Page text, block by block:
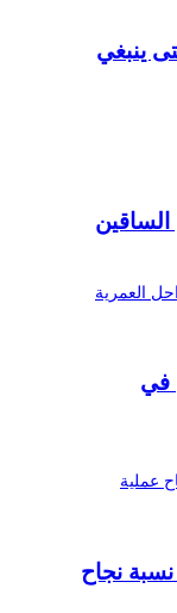
ينبغي
في
نجاح